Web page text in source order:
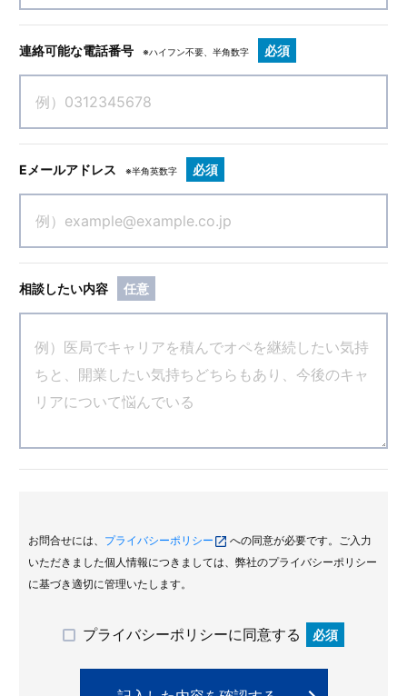
連絡可能な電話番号 ※ハイフン不要、半角数字 必須
Eメールアドレス ※半角英数字 必須
相談したい内容 任意
お問合せには、 プライバシーポリシー
への同意が必要です。ご入力
いただきました個人情報につきましては、弊社のプライバシーポリシー
に基づき適切に管理いたします。
プライバシーポリシーに同意する 必須